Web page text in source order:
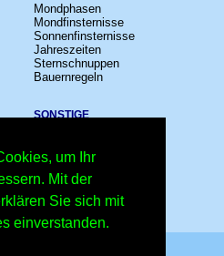
um Ihr
Mit der
Sie sich mit
einverstanden.
Mondphasen
Mondfinsternisse
Sonnenfinsternisse
Jahreszeiten
Sternschnuppen
Bauernregeln
SONSTIGE
Schalttage
Wahltage
Messen
Erinnerungen
Volksfeste